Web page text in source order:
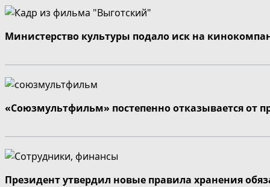
Министерство культуры подало иск на
«Союзмультфильм» постепенно отказывается от
Президент утвердил новые правила хранения